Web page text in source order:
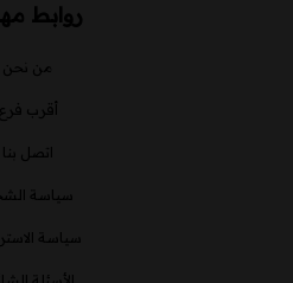
روابط
من نحن
أقرب فرع
اتصل بنا
سياسة
سياسة